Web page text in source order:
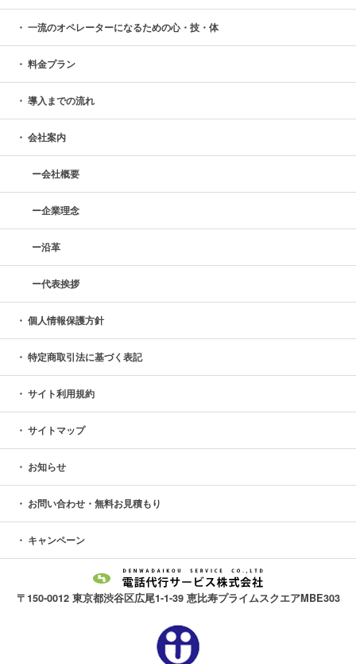
一流のオペレーターになるための心・技・体
料金プラン
導入までの流れ
会社案内
会社概要
企業理念
沿革
代表挨拶
個人情報保護方針
特定商取引法に基づく表記
サイト利用規約
サイトマップ
お知らせ
お問い合わせ・無料お見積もり
キャンペーン
〒150-0012 東京都渋谷区広尾1-1-39 恵比寿プライムスクエアMBE303